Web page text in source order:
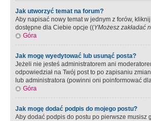
Jak utworzyć temat na forum?
Aby napisać nowy temat w jednym z forów,
dostępne dla Ciebie opcje ((YMożesz zakładać
Góra
Jak mogę wyedytować lub usunąć posta?
Jeżeli nie jesteś administratorem ani
odpowiedział na Twój post to po zapisaniu
lub administratora (powinni oni poinformować
Góra
Jak mogę dodać podpis do mojego postu?
Aby dodać podpis do postu po pierwsze musisz